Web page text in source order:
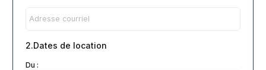
2.Dates de location
Du :